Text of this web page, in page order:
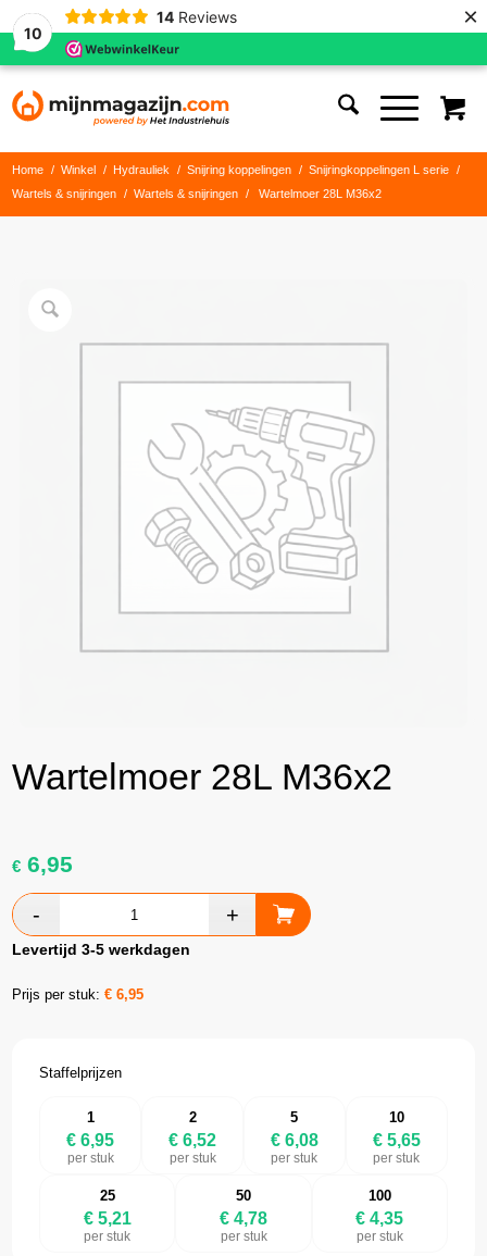
10
14 Reviews ×
Home / Winkel / Hydrauliek / Snijring koppelingen / Snijringkoppelingen L serie
/
Wartels & snijringen
/ Wartels & snijringen / Wartelmoer 28L M36x2
Wartelmoer 28L M36x2
€ 6,95
Levertijd 3-5 werkdagen
Prijs per stuk:€6,95
Staffelprijzen
1
€ 6,95
per stuk
2
€ 6,52
per stuk
5
€ 6,08
per stuk
10
€ 5,65
per stuk
25
€ 5,21
per stuk
50
€ 4,78
per stuk
100
€ 4,35
per stuk